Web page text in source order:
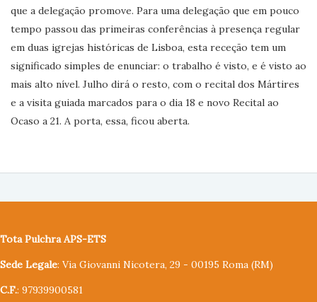
que a delegação promove. Para uma delegação que em pouco
tempo passou das primeiras conferências à presença regular
em duas igrejas históricas de Lisboa, esta receção tem um
significado simples de enunciar: o trabalho é visto, e é visto ao
mais alto nível. Julho dirá o resto, com o recital dos Mártires
e a visita guiada marcados para o dia 18 e novo Recital ao
Ocaso a 21. A porta, essa, ficou aberta.
Tota Pulchra APS-ETS
Sede Legale: Via Giovanni Nicotera, 29 - 00195 Roma (RM)
C.F.: 97939900581